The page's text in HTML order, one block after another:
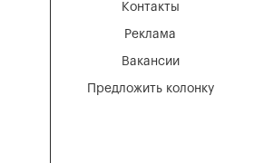
Вакансии
Реклама
Контакты
Предложить колонку